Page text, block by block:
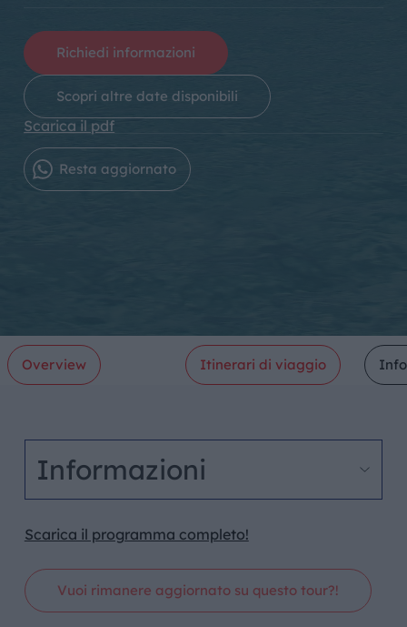
Richiedi informazioni
Scopri altre date disponibili
Scarica il pdf
Resta aggiornato
Overview Itinerari di viaggio
Informazioni
Scarica il programma completo!
Vuoi rimanere aggiornato su questo tour?!